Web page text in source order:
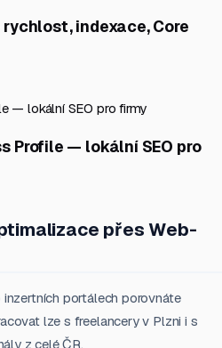
indexace, Core
— lokální SEO pro firmy
Profile — lokální SEO pro
přes Web-
portálech porovnáte
lze s freelancery v Plzni i s
z celé ČR.